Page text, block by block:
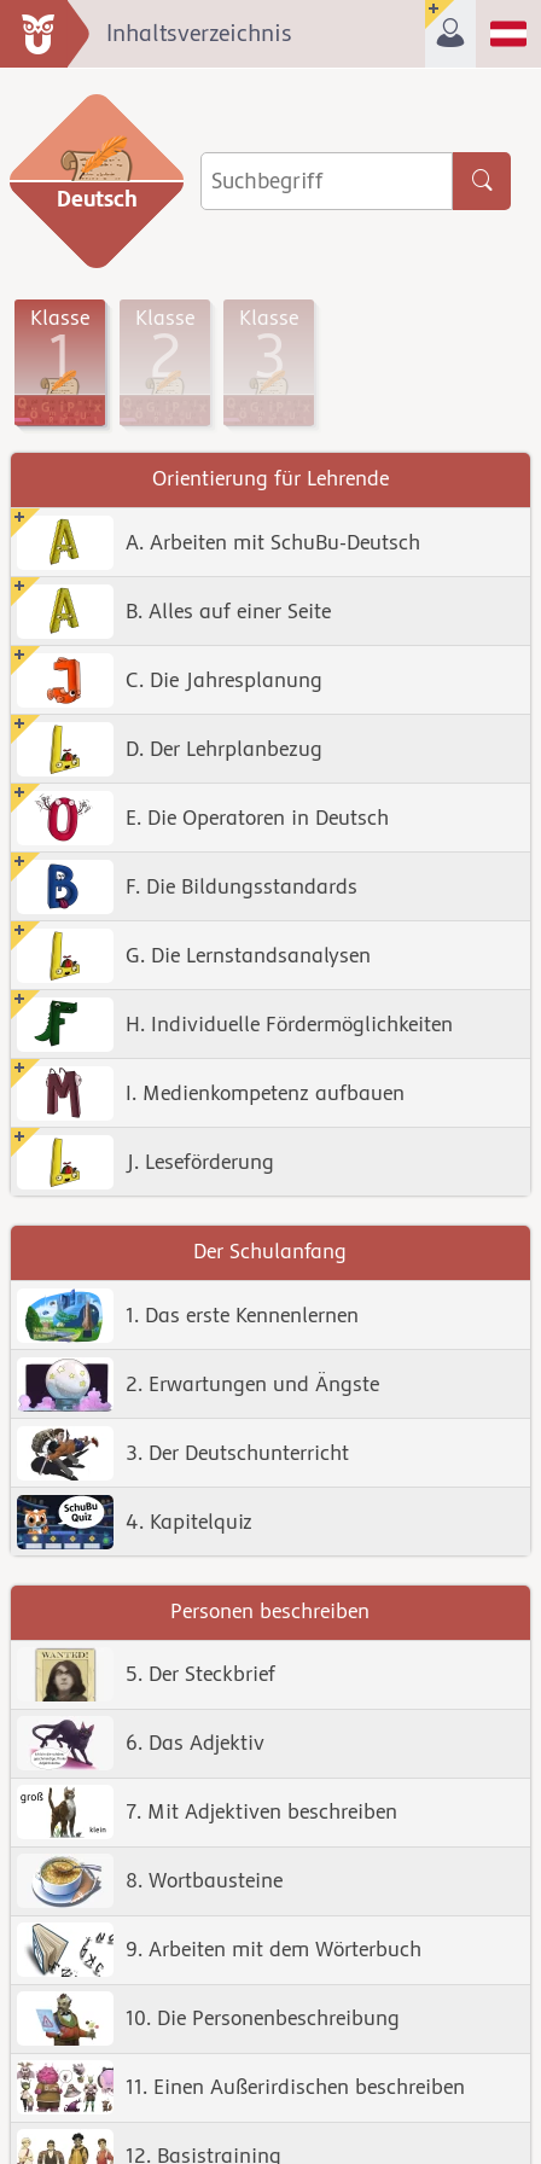
Inhaltsverzeichnis
Deutsch
Klasse
1
Klasse
2
Klasse
3
Orientierung für Lehrende
A. Arbeiten mit SchuBu-Deutsch
B. Alles auf einer Seite
C. Die Jahresplanung
D. Der Lehrplanbezug
E. Die Operatoren in Deutsch
F. Die Bildungsstandards
G. Die Lernstandsanalysen
H. Individuelle Fördermöglichkeiten
I. Medienkompetenz aufbauen
J. Leseförderung
Der Schulanfang
1. Das erste Kennenlernen
2. Erwartungen und Ängste
3. Der Deutschunterricht
4. Kapitelquiz
Personen beschreiben
5. Der Steckbrief
6. Das Adjektiv
7. Mit Adjektiven beschreiben
8. Wortbausteine
9. Arbeiten mit dem Wörterbuch
10. Die Personenbeschreibung
11. Einen Außerirdischen beschreiben
12. Basistraining